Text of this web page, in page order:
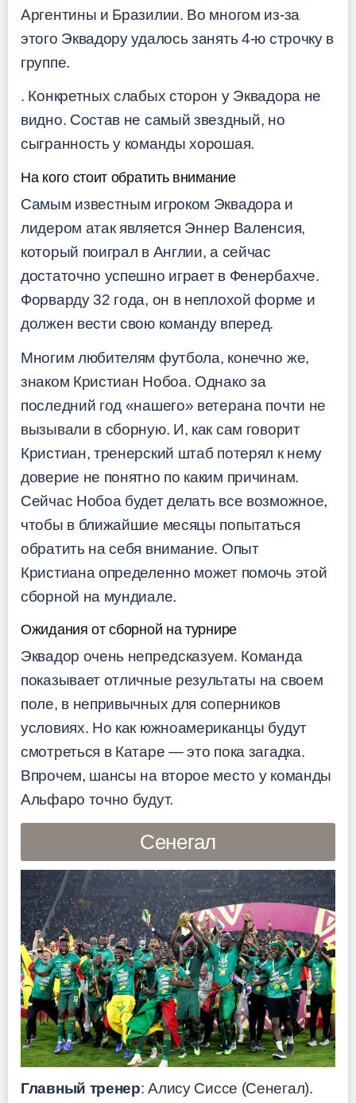
Аргентины и Бразилии. Во многом из-за
этого Эквадору удалось занять 4-ю строчку в
группе.
. Конкретных слабых сторон у Эквадора не
видно. Состав не самый звездный, но
сыгранность у команды хорошая.
На кого стоит обратить внимание
Самым известным игроком Эквадора и
лидером атак является Эннер Валенсия,
который поиграл в Англии, а сейчас
достаточно успешно играет в Фенербахче.
Форварду 32 года, он в неплохой форме и
должен вести свою команду вперед.
Многим любителям футбола, конечно же,
знаком Кристиан Нобоа. Однако за
последний год «нашего» ветерана почти не
вызывали в сборную. И, как сам говорит
Кристиан, тренерский штаб потерял к нему
доверие не понятно по каким причинам.
Сейчас Нобоа будет делать все возможное,
чтобы в ближайшие месяцы попытаться
обратить на себя внимание. Опыт
Кристиана определенно может помочь этой
сборной на мундиале.
Ожидания от сборной на турнире
Эквадор очень непредсказуем. Команда
показывает отличные результаты на своем
поле, в непривычных для соперников
условиях. Но как южноамериканцы будут
смотреться в Катаре — это пока загадка.
Впрочем, шансы на второе место у команды
Альфаро точно будут.
Сенегал
Главный тренер: Алису Сиссе (Сенегал).